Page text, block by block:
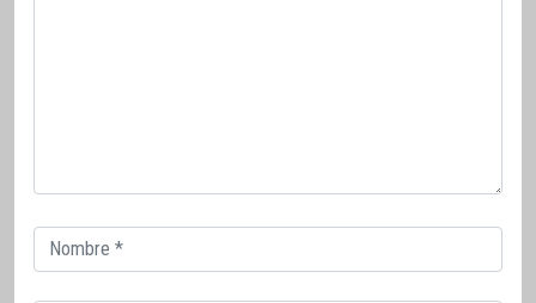
Correo
electrónico